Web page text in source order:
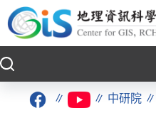
至
要
∥ ∥ 中研院 ∥